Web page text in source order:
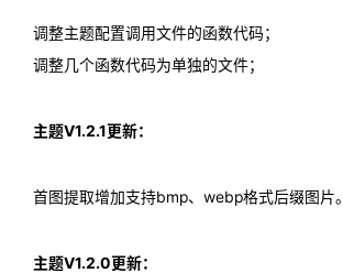
调整主题配置调用文件的函数代码；
调整几个函数代码为单独的文件；
主题V1.2.1更新：
首图提取增加支持bmp、webp格式后缀图片。
主题V1.2.0更新：